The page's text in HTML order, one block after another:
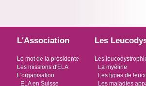
L'Association
Le mot de la présidente
Les missions d'ELA
L'organisation
ELA en Suisse
Les
Les
La myéline
Les types de
Les maladies